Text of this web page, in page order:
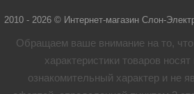
2010 - 2026 © Интернет-магазин Слон-
Обращаем ваше внимание на то,
характеристики товaров
ознакомительный характер и не